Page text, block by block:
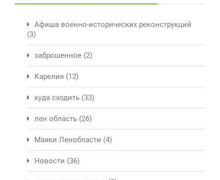
Афиша военно-исторических реконструкций
(3)
заброшенное (2)
Карелия (12)
куда сходить (33)
лен область (26)
Маяки Ленобласти (4)
Новости (36)